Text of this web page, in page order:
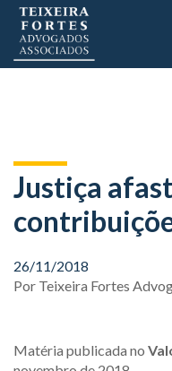
Justiça
26/11/2018
Por Teixeira Fortes
Matéria publicada no